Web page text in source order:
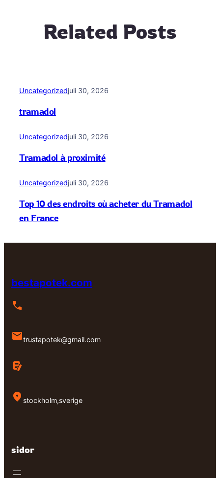
Related Posts
Uncategorizedjuli 30, 2026
tramadol
Uncategorizedjuli 30, 2026
Tramadol à proximité
Uncategorizedjuli 30, 2026
Top 10 des endroits où acheter du Tramadol
en France
bestapotek.com
trustapotek@gmail.com
stockholm,sverige
sidor